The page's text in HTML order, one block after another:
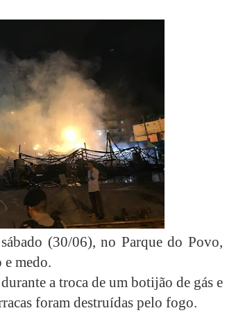
(30/06), no Parque do Povo,
medo.
a troca de um botijão de gás e
foram destruídas pelo fogo.